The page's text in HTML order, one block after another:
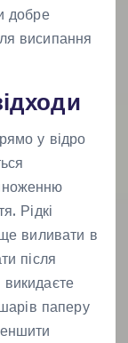
добре
висипання
у відро
Рідкі
виливати в
після
паперу